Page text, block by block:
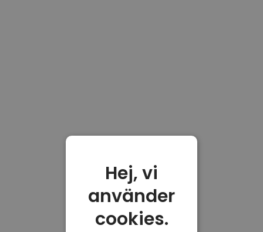
Hej, vi
använder
cookies.